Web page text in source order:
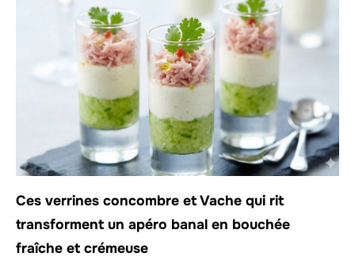
Ces verrines concombre et Vache qui rit
transforment un apéro banal en bouchée
fraîche et crémeuse